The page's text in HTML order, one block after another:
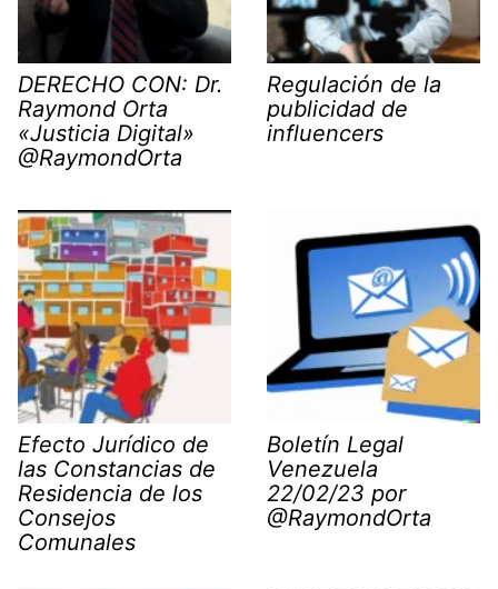
DERECHO CON: Dr.
Raymond Orta
«Justicia Digital»
@RaymondOrta
Regulación de la
publicidad de
influencers
Efecto Jurídico de
las Constancias de
Residencia de los
Consejos
Comunales
Boletín Legal
Venezuela
22/02/23 por
@RaymondOrta